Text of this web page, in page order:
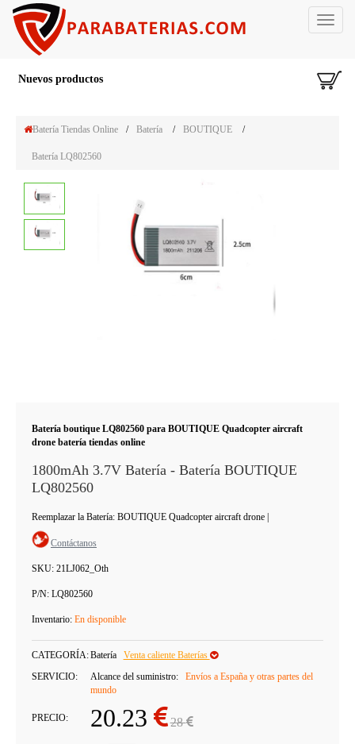
Toggle
Nuevos productos
Batería Tiendas Online / Batería / BOUTIQUE /
Batería LQ802560
Batería boutique LQ802560 para BOUTIQUE Quadcopter aircraft
drone batería tiendas online
1800mAh 3.7V Batería - Batería BOUTIQUE
LQ802560
Reemplazar la Batería: BOUTIQUE Quadcopter aircraft drone
Contáctanos
SKU: 21LJ062_Oth
P/N: LQ802560
Inventario: En disponible
CATEGORÍA:Batería
Venta caliente Baterías
SERVICIO:
Alcance del suministro:
Envíos a España y otras partes del
mundo
PRECIO: 20.23 28